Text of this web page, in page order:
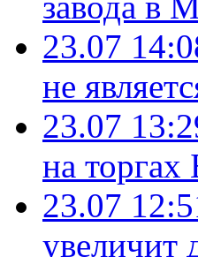
23.07
не
23.07
на
23.07